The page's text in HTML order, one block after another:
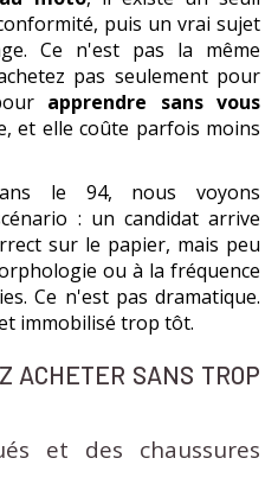
puis un vrai sujet
Ce n'est pas la même
pas seulement pour
apprendre sans vous
et elle coûte parfois moins
le 94, nous voyons
: un candidat arrive
sur le papier, mais peu
ou à la fréquence
Ce n'est pas dramatique.
immobilisé trop tôt.
ACHETER SANS TROP
et des chaussures